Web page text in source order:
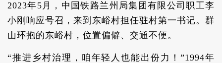
2023年5月，中国铁路兰州局集团有限公司职工李
小刚响应号召，来到东峪村担任驻村第一书记。群
山环抱的东峪村，位置偏僻、交通不便。
“推进乡村治理，咱年轻人也能出份力！”1994年